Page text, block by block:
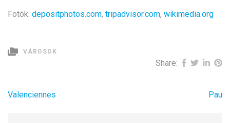
Fotók: depositphotos.com, tripadvisor.com, wikimedia.org
VÁROSOK
Share:
Bejegyzés
Valenciennes Pau